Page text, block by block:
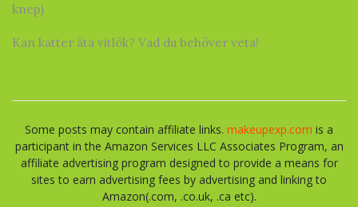
knep)
Kan katter äta vitlök? Vad du behöver veta!
Some posts may contain affiliate links. makeupexp.com is a
participant in the Amazon Services LLC Associates Program, an
affiliate advertising program designed to provide a means for
sites to earn advertising fees by advertising and linking to
Amazon(.com, .co.uk, .ca etc).